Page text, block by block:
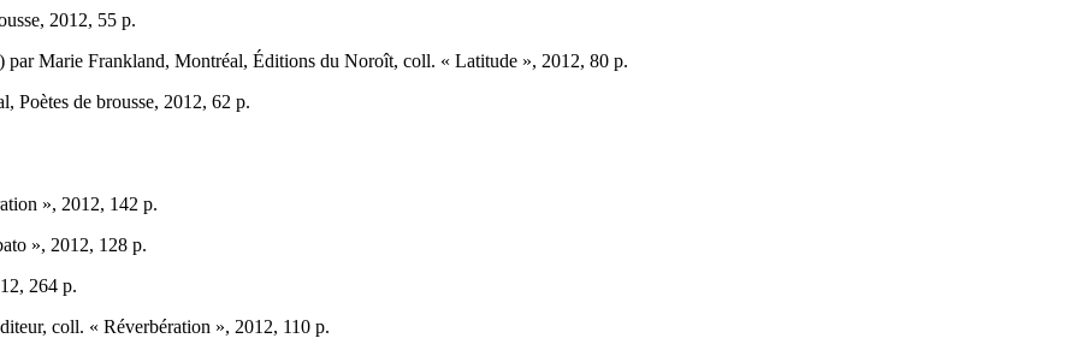
2012, 55 p.
par Marie Frankland, Montréal, Éditions du Noroît, coll. « Latitude », 2012, 80 p.
Poètes de brousse, 2012, 62 p.
», 2012, 142 p.
», 2012, 128 p.
264 p.
coll. « Réverbération », 2012, 110 p.